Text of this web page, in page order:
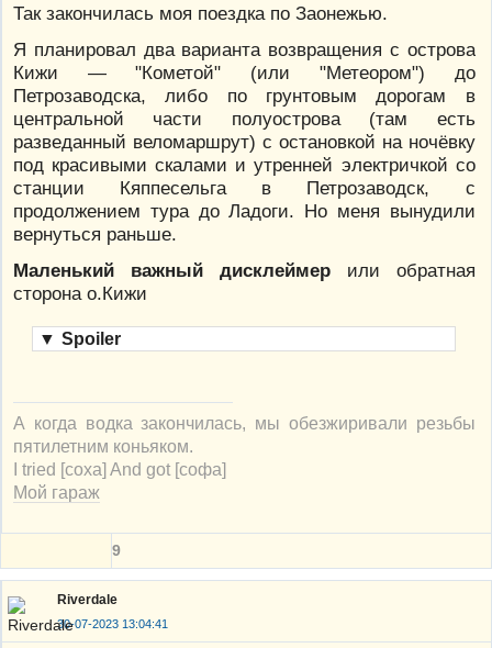
Так закончилась моя поездка по Заонежью.
Я планировал два варианта возвращения с острова
Кижи — "Кометой" (или "Метеором") до
Петрозаводска, либо по грунтовым дорогам в
центральной части полуострова (там есть
разведанный веломаршрут) с остановкой на ночёвку
под красивыми скалами и утренней электричкой со
станции Кяппесельга в Петрозаводск, с
продолжением тура до Ладоги. Но меня вынудили
вернуться раньше.
Маленький важный дисклеймерили обратная
сторона о.Кижи
▼ Spoiler
А когда водка закончилась, мы обезжиривали резьбы
пятилетним коньяком.
I tried [соха] And got [софа]
Мой гараж
9
Riverdale
30-07-2023 13:04:41